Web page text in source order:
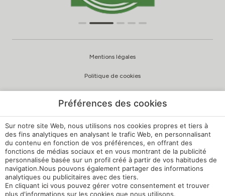
Mentions légales
Politique de cookies
Canal de signalement
Règlement intérieur
Paramètres des cookies
Ma réservation
Préférences des cookies
Sur notre site Web, nous utilisons nos cookies propres et tiers à
des fins analytiques en analysant le trafic Web, en personnalisant
du contenu en fonction de vos préférences, en offrant des
fonctions de médias sociaux et en vous montrant de la publicité
personnalisée basée sur un profil créé à partir de vos habitudes de
navigation.Nous pouvons également partager des informations
analytiques ou publicitaires avec des tiers.
En cliquant ici vous pouvez gérer votre consentement et trouver
plus d'informations sur les cookies que nous utilisons.